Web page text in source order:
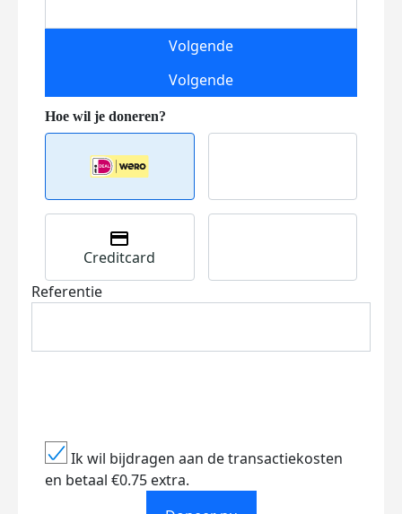
Volgende
Volgende
Creditcard
Referentie
Ik wil bijdragen aan de transactiekosten
en betaal €0.75 extra.